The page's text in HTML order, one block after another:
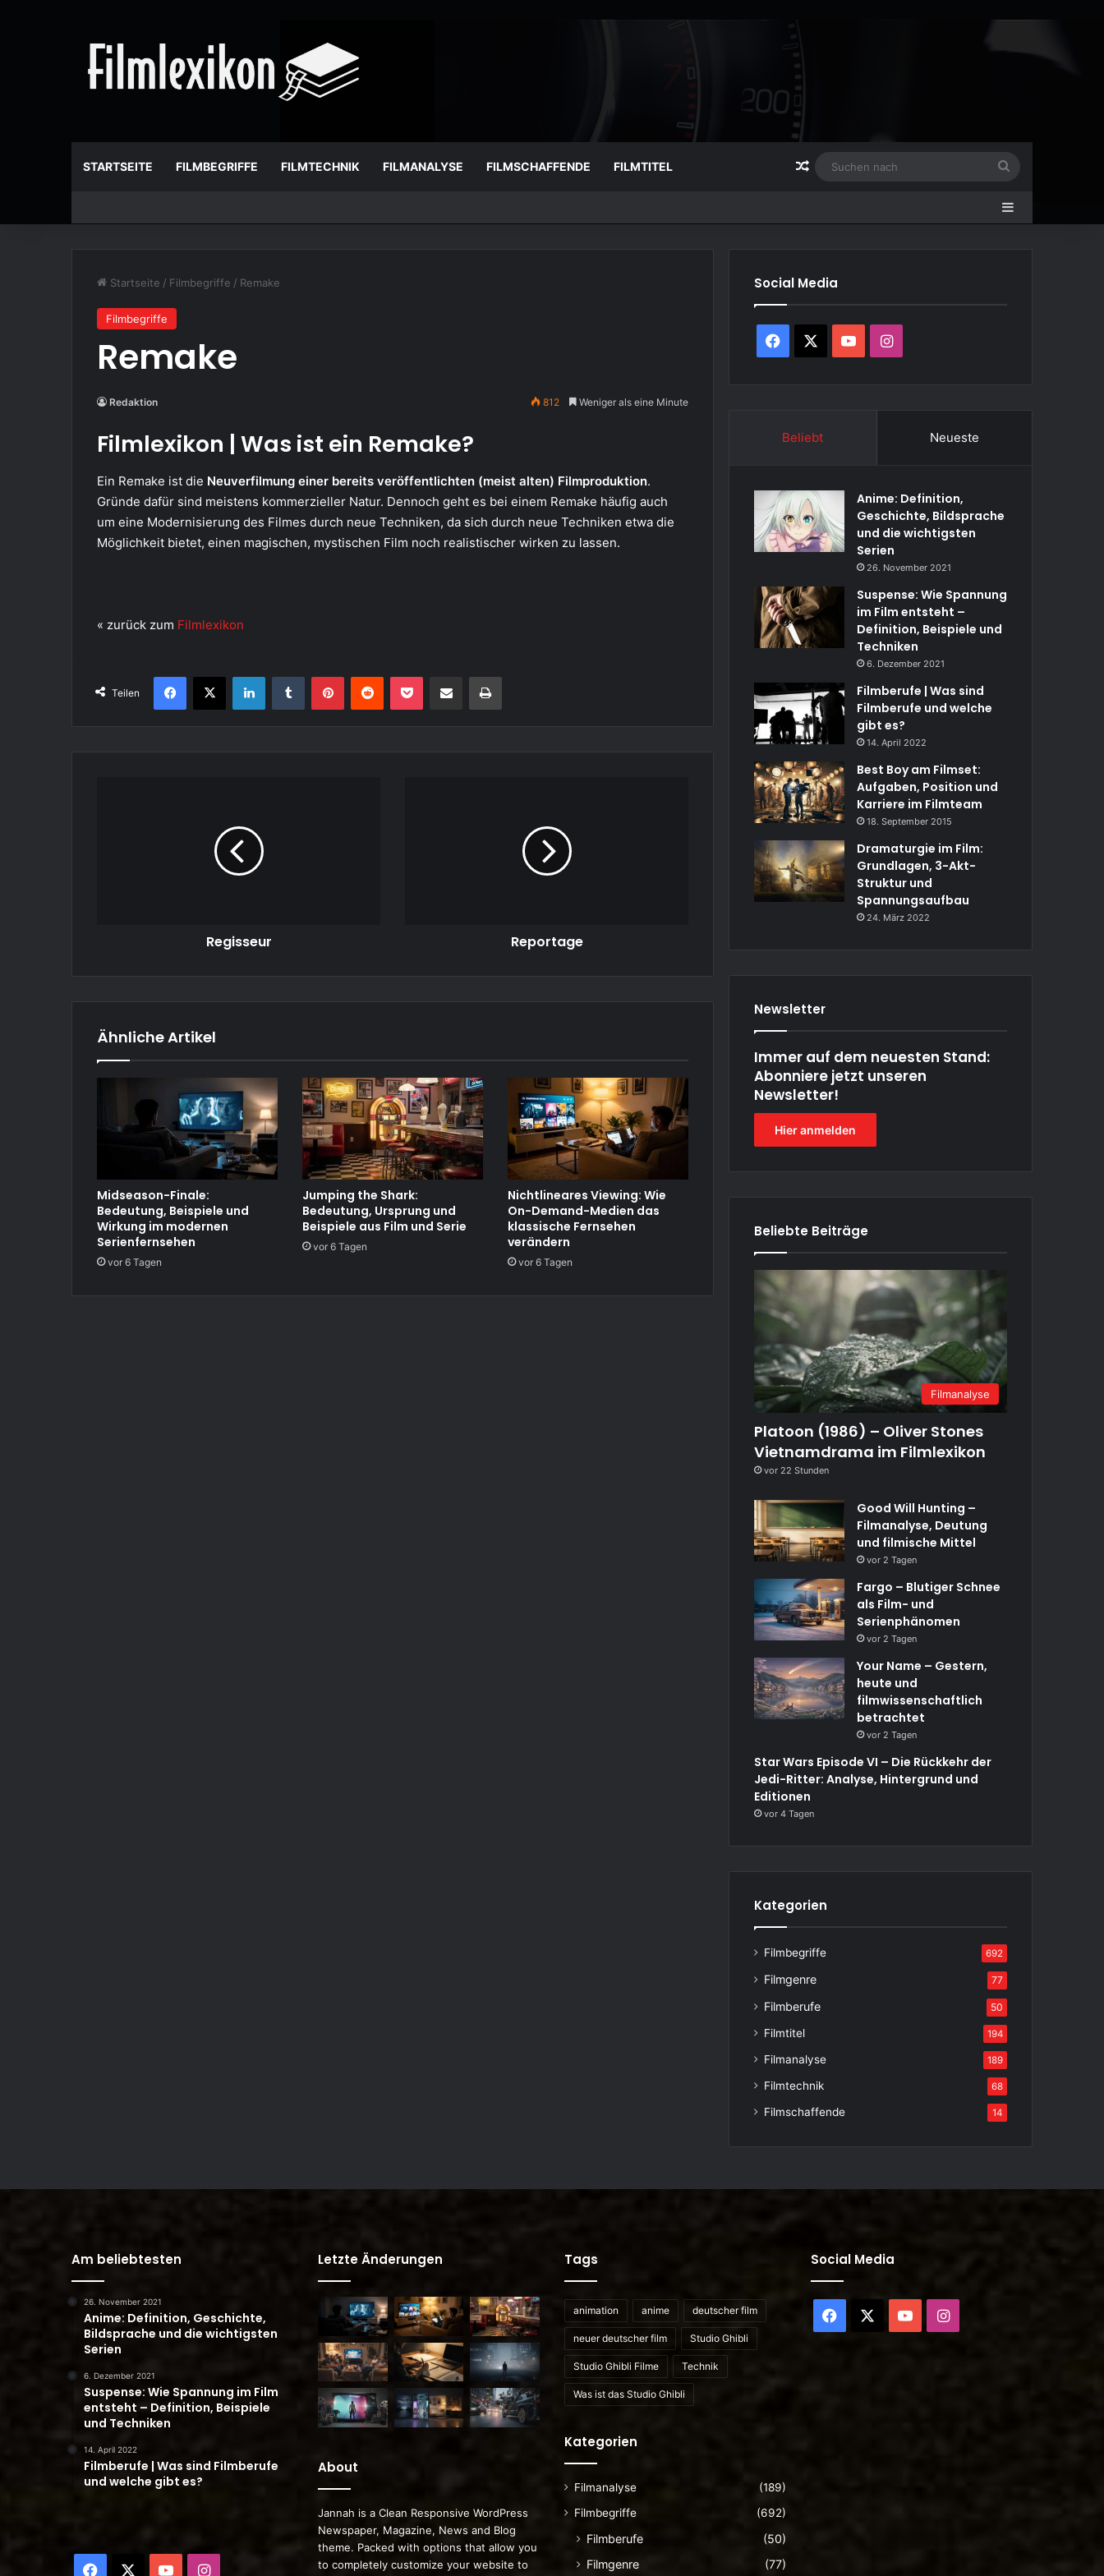
STARTSEITE FILMBEGRIFFE FILMTECHNIK FILMANALYSE FILMSCHAFFENDE FILMTITEL Zufälliger Artikel
Sidebar
Startseite / Filmbegriffe / Remake
Filmbegriffe
Remake
Redaktion 812 Weniger als eine Minute
Filmlexikon | Was ist ein Remake?
Ein Remake ist die Neuverfilmung einer bereits veröffentlichten (meist alten) Filmproduktion.
Gründe dafür sind meistens kommerzieller Natur. Dennoch geht es bei einem Remake häufig auch
um eine Modernisierung des Filmes durch neue Techniken, da sich durch neue Techniken etwa die
Möglichkeit bietet, einen magischen, mystischen Film noch realistischer wirken zu lassen.
« zurück zum Filmlexikon
Teilen
Facebook
X LinkedInTumblr PinterestReddit Pocket Teile per E-Mail Drucken
Regisseur Reportage
Ähnliche Artikel
Midseason-Finale:
Bedeutung, Beispiele und
Wirkung im modernen
Serienfernsehen
vor 6 Tagen
Jumping the Shark:
Bedeutung, Ursprung und
Beispiele aus Film und Serie
vor 6 Tagen
Nichtlineares Viewing: Wie
On-Demand-Medien das
klassische Fernsehen
verändern
vor 6 Tagen
Social Media
Facebook YouTubeInstagram
Beliebt Neueste
Anime: Definition,
Geschichte, Bildsprache
und die wichtigsten
Serien
26. November 2021
Suspense: Wie Spannung
im Film entsteht –
Definition, Beispiele und
Techniken
6. Dezember 2021
Filmberufe | Was sind
Filmberufe und welche
gibt es?
14. April 2022
Best Boy am Filmset:
Aufgaben, Position und
Karriere im Filmteam
18. September 2015
Dramaturgie im Film:
Grundlagen, 3-Akt-
Struktur und
Spannungsaufbau
24. März 2022
Newsletter
Immer auf dem neuesten Stand:
Abonniere jetzt unseren
Newsletter!
Hier anmelden
Beliebte Beiträge
Filmanalyse
Platoon (1986) – Oliver Stones
Vietnamdrama im Filmlexikon
vor 22 Stunden
Good Will Hunting –
Filmanalyse, Deutung
und filmische Mittel
vor 2 Tagen
Fargo – Blutiger Schnee
als Film- und
Serienphänomen
vor 2 Tagen
Your Name – Gestern,
heute und
filmwissenschaftlich
betrachtet
vor 2 Tagen
Star Wars Episode VI – Die Rückkehr der
Jedi-Ritter: Analyse, Hintergrund und
Editionen
vor 4 Tagen
Kategorien
Filmbegriffe 692
Filmgenre 77
Filmberufe 50
Filmtitel 194
Filmanalyse 189
Filmtechnik 68
Filmschaffende 14
Am beliebtesten
26. November 2021
Anime: Definition, Geschichte,
Bildsprache und die wichtigsten
Serien
6. Dezember 2021
Suspense: Wie Spannung im Film
entsteht – Definition, Beispiele
und Techniken
14. April 2022
Filmberufe | Was sind Filmberufe
und welche gibt es?
Facebook YouTubeInstagram
Letzte Änderungen
About
Jannah is a Clean Responsive WordPress
Newspaper, Magazine, News and Blog
theme. Packed with options that allow you
to completely customize your website to
Tags
animation anime deutscher film
neuer deutscher film Studio Ghibli
Studio Ghibli Filme Technik
Was ist das Studio Ghibli
Kategorien
Filmanalyse
(189)
Filmbegriffe
(692)
Filmberufe
(50)
Filmgenre
(77)
Social Media
Facebook YouTubeInstagram